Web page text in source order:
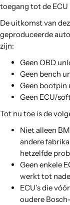
toegang tot de
De uitkomst van
geproduceerde
zijn:
Geen OBD
Geen bench
Geen bootpin
Geen ECU/
Tot nu toe is de
Niet alleen
andere
hetzelfde
Geen enkele
werkt tot
ECU’s die
oudere